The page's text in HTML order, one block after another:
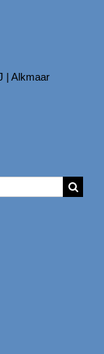
| Alkmaar